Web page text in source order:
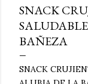
SNACK
BAÑEZA
SNACK